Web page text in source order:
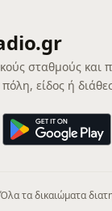
σταθμούς και
είδος ή
τα δικαιώματα